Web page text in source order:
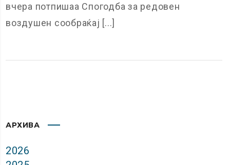
вчера потпишаа Спогодба за редовен
воздушен сообраќај [...]
АРХИВА
2026